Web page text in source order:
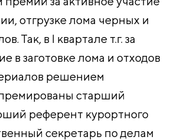
отгрузке лома черных и
Так, в І квартале т.г. за
в заготовке лома и отходов
решением
старший
референт курортного
секретарь по делам